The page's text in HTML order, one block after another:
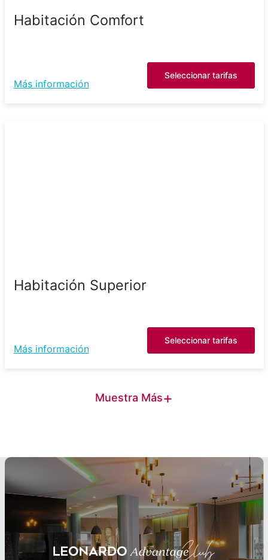
Habitación Comfort
Más información
Seleccionar tarifas
Habitación Superior
Más información
Seleccionar tarifas
Muestra Más+